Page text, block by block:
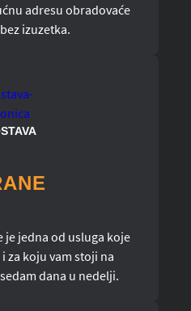
adresu obradovaće
izuzetka.
je jedna od usluga koje
za koju vam stoji na
dana u nedelji.